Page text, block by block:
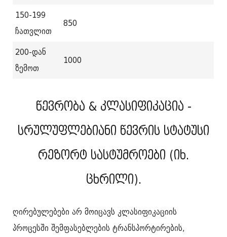
150-199
ჩათვლით
850
200-დან
ზემოთ
1000
წევრობა & კლასიფიკაცია -
სრულუფლებიანი წევრის სტატუსი
რეზორტ სასტუმროები (იხ.
ცხრილი).
ღირებულებები არ მოიცავს კლასიფიკაციის
პროცესში შემფასებლების ტრანსპორტირების,